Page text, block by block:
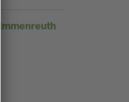
Immenreuth